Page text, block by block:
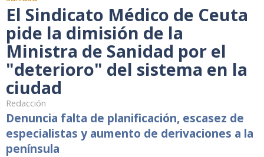
El Sindicato Médico de Ceuta
pide la dimisión de la
Ministra de Sanidad por el
"deterioro" del sistema en la
ciudad
Redacción
Denuncia falta de planificación, escasez de
especialistas y aumento de derivaciones a la
península